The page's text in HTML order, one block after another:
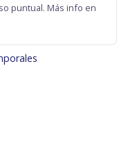
puntual. Más info en